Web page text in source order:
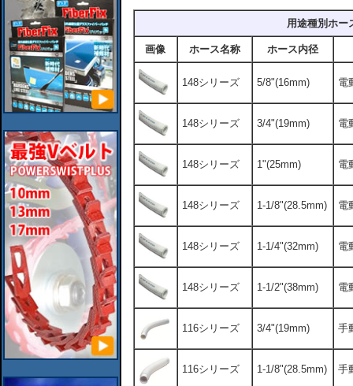
用途種別ホー
画像 ホース名称 ホース内径
148シリーズ 5/8"(16mm) 電
148シリーズ 3/4"(19mm) 電
148シリーズ 1"(25mm) 電
148シリーズ 1-1/8"(28.5mm) 電
148シリーズ 1-1/4"(32mm) 電
148シリーズ 1-1/2"(38mm) 電
116シリーズ 3/4"(19mm) 手
116シリーズ 1-1/8"(28.5mm) 手